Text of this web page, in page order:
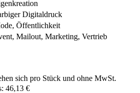
Digitaldruck
Öffentlichkeit
Mailout, Marketing, Vertrieb
sich pro Stück und ohne MwSt.
46,13 €